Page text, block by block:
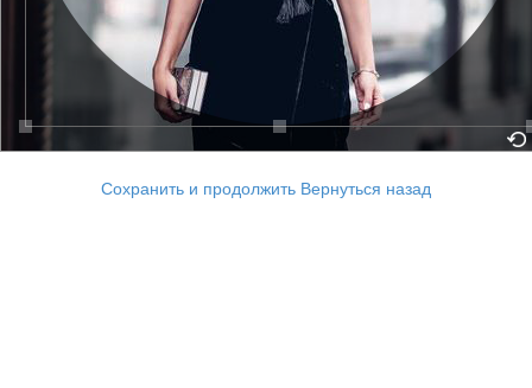
Сохранить и продолжить Вернуться назад